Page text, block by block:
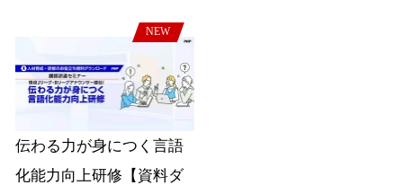
NEW
伝わる力が身につく言語
化能力向上研修【資料ダ